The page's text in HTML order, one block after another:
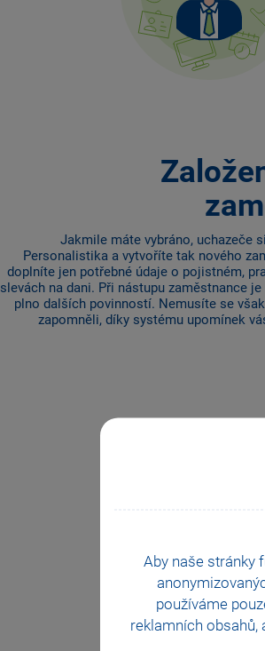
Aby naše stránky
používáme
reklamních obsahů,
Jakmile máte vybráno, uchazeče
Personalistika a vytvoříte tak nového
doplníte jen potřebné údaje o pojistném,
slevách na dani. Při nástupu zaměstnance
plno dalších povinností. Nemusíte se
zapomněli, díky systému upomínek